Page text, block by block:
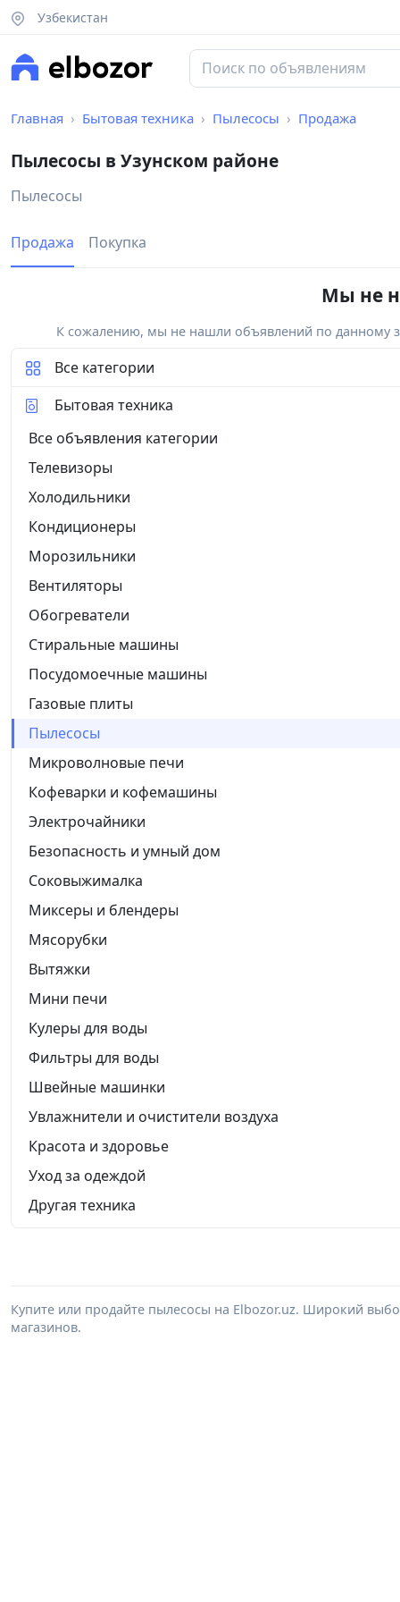
Узбекистан
Главная Бытовая техника Пылесосы Продажа
Пылесосы в Узунском районе
Пылесосы
Продажа Покупка
Мы не
К сожалению, мы не нашли объявлений по данному
Все категории
Бытовая техника
Все объявления категории
Телевизоры
Холодильники
Кондиционеры
Морозильники
Вентиляторы
Обогреватели
Стиральные машины
Посудомоечные машины
Газовые плиты
Пылесосы
Микроволновые печи
Кофеварки и кофемашины
Электрочайники
Безопасность и умный дом
Соковыжималка
Миксеры и блендеры
Мясорубки
Вытяжки
Мини печи
Кулеры для воды
Фильтры для воды
Швейные машинки
Увлажнители и очистители воздуха
Красота и здоровье
Уход за одеждой
Другая техника
Купите или продайте пылесосы на Elbozor.uz. Широкий
магазинов.